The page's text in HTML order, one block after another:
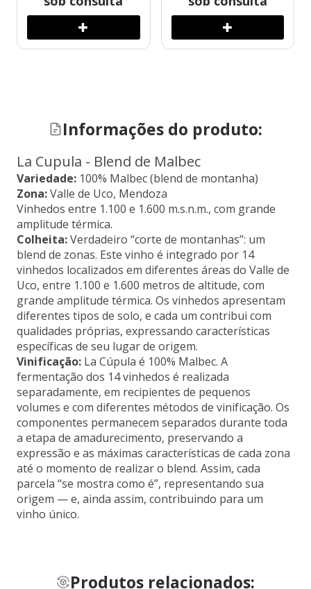
Informações do produto:
La Cupula - Blend de Malbec
Variedade: 100% Malbec (blend de montanha)
Zona:Valle de Uco, Mendoza
Vinhedos entre 1.100 e 1.600 m.s.n.m., com grande
amplitude térmica.
Colheita:Verdadeiro “corte de montanhas”: um
blend de zonas. Este vinho é integrado por 14
vinhedos localizados em diferentes áreas do Valle de
Uco, entre 1.100 e 1.600 metros de altitude, com
grande amplitude térmica. Os vinhedos apresentam
diferentes tipos de solo, e cada um contribui com
qualidades próprias, expressando características
específicas de seu lugar de origem.
Vinificação: La Cúpula é 100% Malbec. A
fermentação dos 14 vinhedos é realizada
separadamente, em recipientes de pequenos
volumes e com diferentes métodos de vinificação. Os
componentes permanecem separados durante toda
a etapa de amadurecimento, preservando a
expressão e as máximas características de cada zona
até o momento de realizar o blend. Assim, cada
parcela “se mostra como é”, representando sua
origem — e, ainda assim, contribuindo para um
vinho único.
Produtos relacionados: